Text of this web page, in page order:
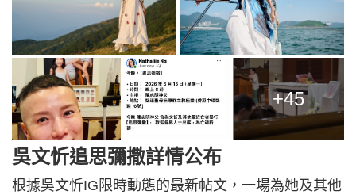
+45
吳文忻追思彌撒詳情公布
根據吳文忻IG限時動態的最新帖文，一場為她及其他